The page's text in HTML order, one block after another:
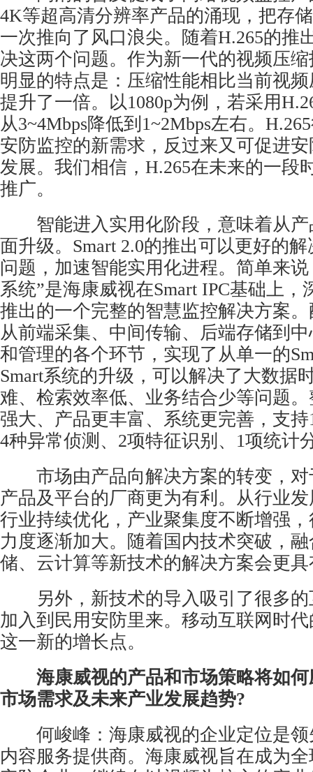
4K等超高清分辨率产品的涌现，把存
一次推向了风口浪尖。随着H.265的推
决这两个问题。作为新一代的视频压
明显的特点是：压缩性能相比当前视
提升了一倍。以1080p为例，若采用
从3~4Mbps降低到1~2Mbps左右。
安防监控的新需求，反过来又可促进
发展。我们相信，H.265在未来的一段
推广。
智能进入实用化阶段，意味着从产
面升级。Smart 2.0的推出可以更好的
问题，加速智能实用化进程。简单来说
系统”是海康威视在Smart IPC基础上，
推出的一个完整的智慧监控解决方案
从前端采集、中间传输、后端存储到
和管理的各个环节，实现了从单一的
Smart系统的升级，可以解决了大数据
难、检索效率低、业务结合少等问题
强大、产品更丰富、系统更完善，支
4种异常侦测、2项特征识别、1项统计
市场由产品向解决方案的转变，对
产品及平台的厂商更为有利。从行业
行业持续优化，产业聚集度不断增强
力度逐渐加大。随着国内技术突破，
储、云计算等新技术的解决方案会更
另外，新技术的导入吸引了很多的
加入到民用安防里来。移动互联网时
这一新的增长点。
海康威视的产品和市场策略将如
市场需求及未来产业发展趋势?
何峻峰：海康威视的企业定位是领
内容服务提供商。海康威视旨在成为